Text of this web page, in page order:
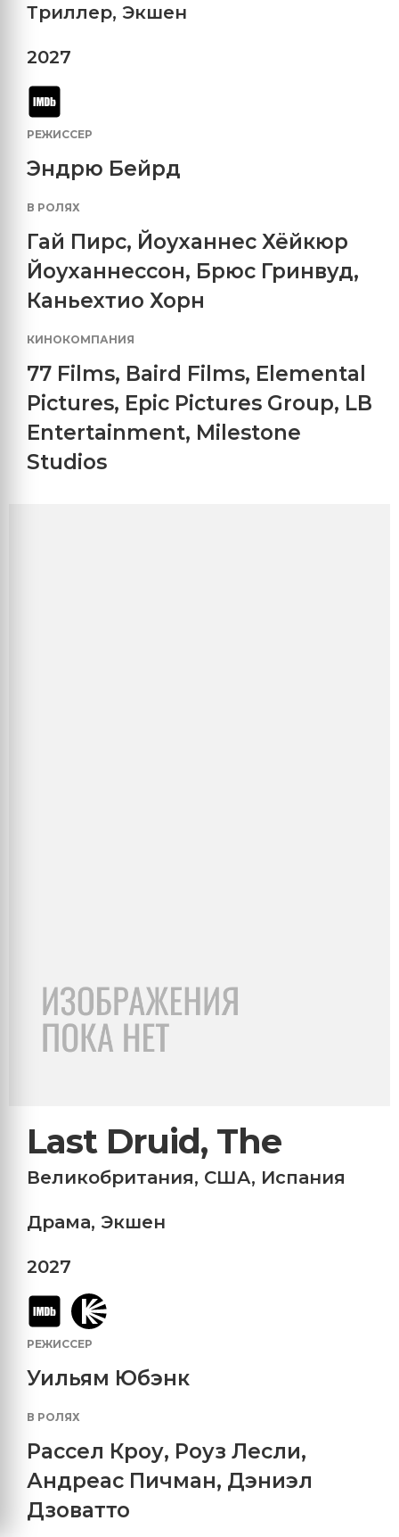
Триллер, Экшен
2027
РЕЖИССЕР
Эндрю Бейрд
В РОЛЯХ
Гай Пирс, Йоуханнес Хёйкюр
Йоуханнессон, Брюс Гринвуд,
Каньехтио Хорн
КИНОКОМПАНИЯ
77 Films, Baird Films, Elemental
Pictures, Epic Pictures Group, LB
Entertainment, Milestone
Studios
Last Druid, The
Великобритания, США, Испания
Драма, Экшен
2027
РЕЖИССЕР
Уильям Юбэнк
В РОЛЯХ
Рассел Кроу, Роуз Лесли,
Андреас Пичман, Дэниэл
Дзоватто